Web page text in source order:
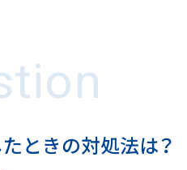
ときの対処法は？